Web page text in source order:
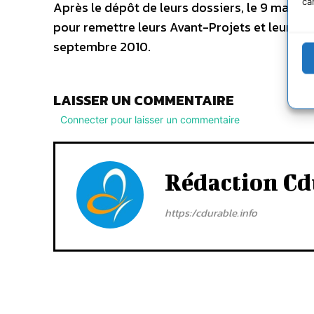
Après le dépôt de leurs dossiers, le 9 mars
pour remettre leurs Avant-Projets et leurs
septembre 2010.
LAISSER UN COMMENTAIRE
Connecter pour laisser un commentaire
Rédaction
https:/cdurable.info